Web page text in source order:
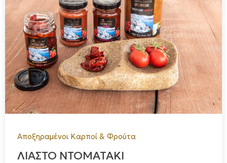
Αποξηραμένοι Καρποί & Φρούτα
ΛΙΑΣΤΟ ΝΤΟΜΑΤΑΚΙ